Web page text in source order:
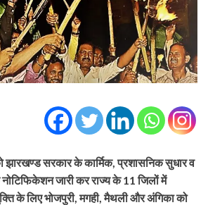
झारखण्ड सरकार के कार्मिक, प्रशासनिक सुधार व
नोटिफिकेशन जारी कर राज्य के 11 जिलों में
के लिए भोजपुरी, मगही, मैथली और अंगिका को